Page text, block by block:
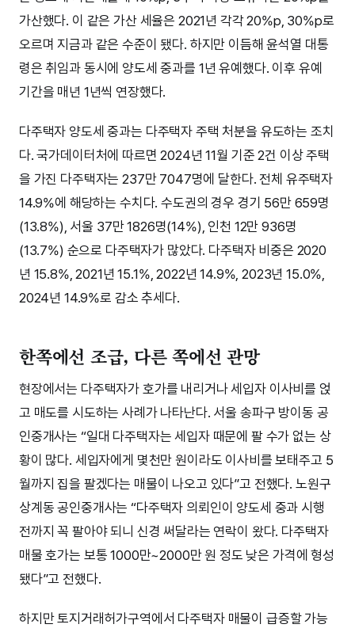
가산했다. 이 같은 가산 세율은 2021년 각각 20%p, 30%p로
오르며 지금과 같은 수준이 됐다. 하지만 이듬해 윤석열 대통
령은 취임과 동시에 양도세 중과를 1년 유예했다. 이후 유예
기간을 매년 1년씩 연장했다.
다주택자 양도세 중과는 다주택자 주택 처분을 유도하는 조치
다. 국가데이터처에 따르면 2024년 11월 기준 2건 이상 주택
을 가진 다주택자는 237만 7047명에 달한다. 전체 유주택자
14.9%에 해당하는 수치다. 수도권의 경우 경기 56만 659명
(13.8%), 서울 37만 1826명(14%), 인천 12만 936명
(13.7%) 순으로 다주택자가 많았다. 다주택자 비중은 2020
년 15.8%, 2021년 15.1%, 2022년 14.9%, 2023년 15.0%,
2024년 14.9%로 감소 추세다.
한쪽에선 조급, 다른 쪽에선 관망
현장에서는 다주택자가 호가를 내리거나 세입자 이사비를 얹
고 매도를 시도하는 사례가 나타난다. 서울 송파구 방이동 공
인중개사는 “일대 다주택자는 세입자 때문에 팔 수가 없는 상
황이 많다. 세입자에게 몇천만 원이라도 이사비를 보태주고 5
월까지 집을 팔겠다는 매물이 나오고 있다”고 전했다. 노원구
상계동 공인중개사는 “다주택자 의뢰인이 양도세 중과 시행
전까지 꼭 팔아야 되니 신경 써달라는 연락이 왔다. 다주택자
매물 호가는 보통 1000만~2000만 원 정도 낮은 가격에 형성
됐다”고 전했다.
하지만 토지거래허가구역에서 다주택자 매물이 급증할 가능